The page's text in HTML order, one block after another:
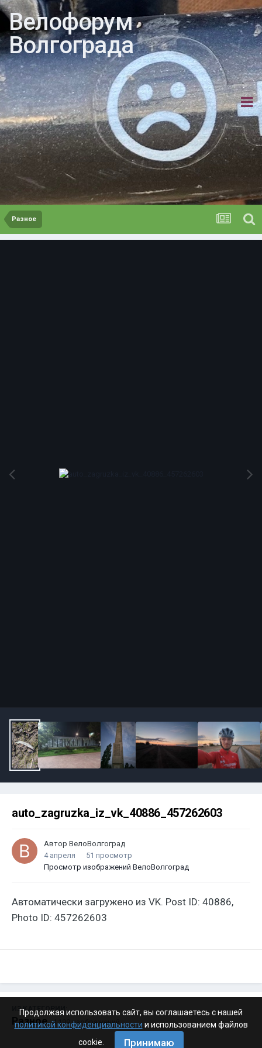
Велофорум
Волгограда
Разное
auto_zagruzka_iz_vk_40886_457262603
Автор ВелоВолгоград
4 апреля
51 просмотр
Просмотр изображений ВелоВолгоград
Автоматически загружено из VK. Post ID: 40886,
Photo ID: 457262603
ИЗ КАТЕГОРИИ:
Разное · 4 199 изображений
Продолжая использовать сайт, вы соглашаетесь с нашей
политикой конфиденциальности и использованием файлов
cookie.
Принимаю